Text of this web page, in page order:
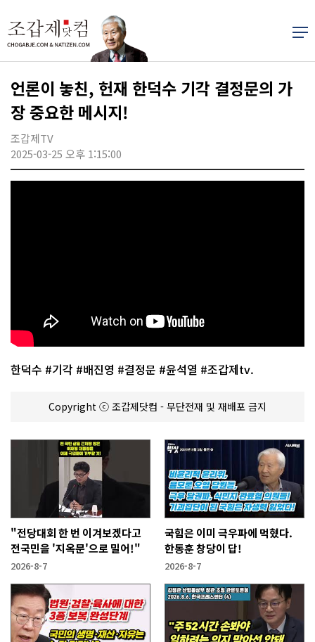
언론이 놓친, 헌재 한덕수 기각 결정문의 가
장 중요한 메시지!
조갑제TV
2025-03-25 오후 1:15:00
한덕수 #기각 #배진영 #결정문 #윤석열 #조갑제tv.
Copyright ⓒ 조갑제닷컴 - 무단전재 및 재배포 금지
"전당대회 한 번 이겨보겠다고
전국민을 '지옥문'으로 밀어!"
2026-8-7
국힘은 이미 극우파에 먹혔다.
한동훈 창당이 답!
2026-8-7